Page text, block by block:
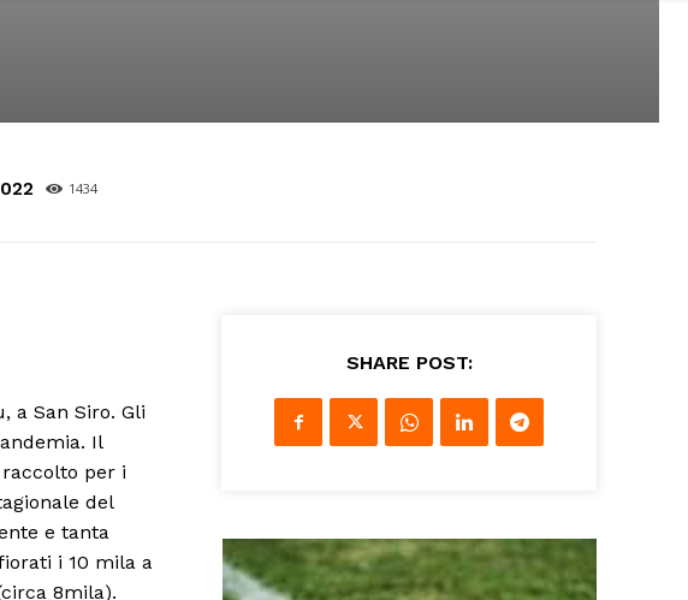
1434
a San Siro. Gli
Il
per i
del
e tanta
i 10 mila a
8mila).
SHARE POST: